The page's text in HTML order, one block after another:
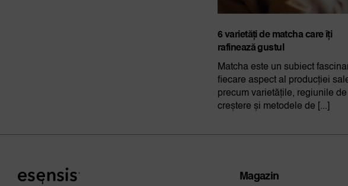
6 varietăți de matcha care îți
rafinează gustul
Matcha este un subiect
fiecare aspect al producției
precum varietățile, regiunile de
creștere și metodele de [...]
Magazin